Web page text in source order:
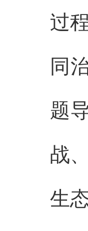
过
同
题
战
生